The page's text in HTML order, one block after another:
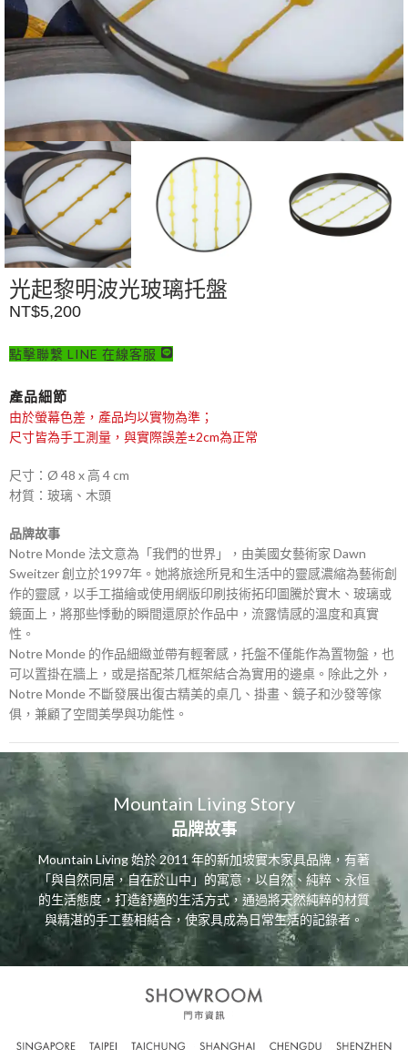
光起黎明波光玻璃托盤
NT$5,200
點擊聯繫 LINE 在線客服
產品細節
由於螢幕色差，產品均以實物為準；
尺寸皆為手工測量，與實際誤差±2cm為正常
尺寸：Ø 48 x 高 4 cm
材質：玻璃、木頭
品牌故事
Notre Monde 法文意為「我們的世界」，由美國女藝術家 Dawn
Sweitzer 創立於1997年。她將旅途所見和生活中的靈感濃縮為藝術創
作的靈感，以手工描繪或使用網版印刷技術拓印圖騰於實木、玻璃或
鏡面上，將那些悸動的瞬間還原於作品中，流露情感的溫度和真實
性。
Notre Monde 的作品細緻並帶有輕奢感，托盤不僅能作為置物盤，也
可以置掛在牆上，或是搭配茶几框架結合為實用的邊桌。除此之外，
Notre Monde 不斷發展出復古精美的桌几、掛畫、鏡子和沙發等傢
俱，兼顧了空間美學與功能性。
Mountain Living Story
品牌故事
Mountain Living 始於 2011 年的新加坡實木家具品牌，有著
「與自然同居，自在於山中」的寓意，以自然、純粹、永恒
的生活態度，打造舒適的生活方式，通過將天然純粹的材質
與精湛的手工藝相結合，使家具成為日常生活的記錄者。